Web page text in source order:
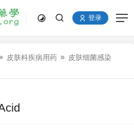
登录
皮肤科疾病用药
皮肤细菌感染